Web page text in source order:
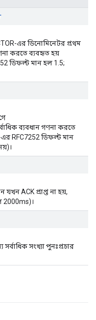
এর ডিনোমিনেটর প্রথম
করতে ব্যবহৃত হয়
ডিফল্ট মান হল 1.5;
ব্যবধান গণনা করতে
RFC7252 ডিফল্ট মান
যখন ACK প্রাপ্ত না হয়,
2000ms)।
সংখ্যা পুনঃপ্রচার